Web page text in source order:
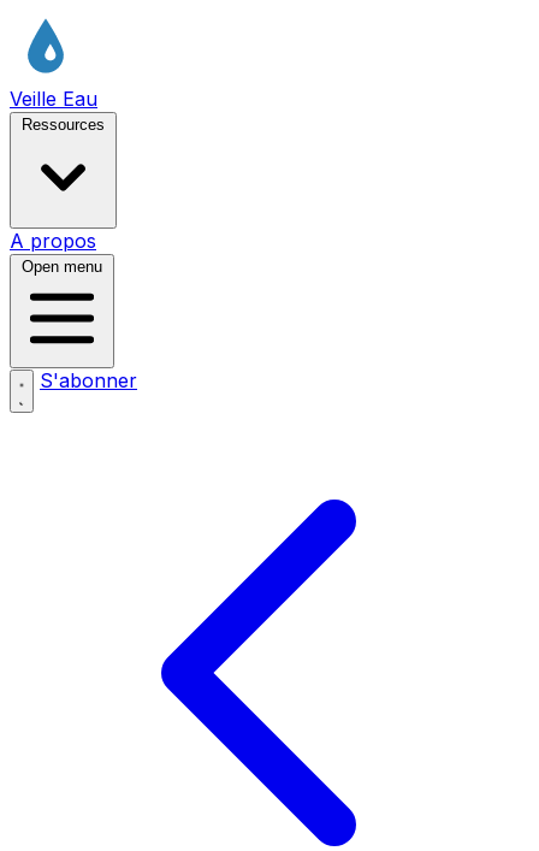
Veille Eau
Ressources
A propos
Open menu
S'abonner